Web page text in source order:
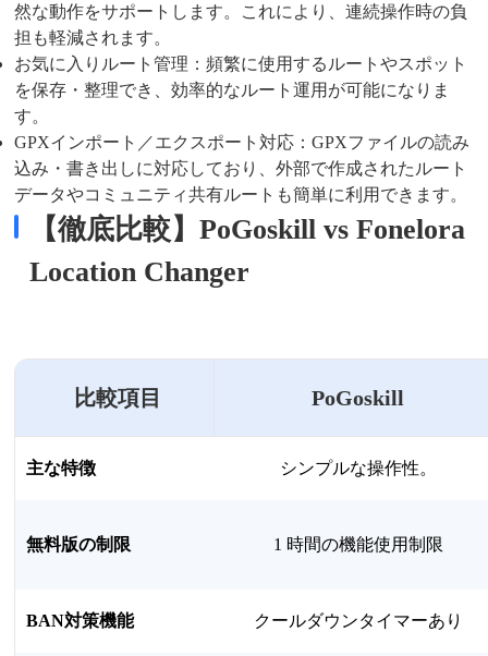
然な動作をサポートします。これにより、連続操作時の負
担も軽減されます。
お気に入りルート管理：頻繁に使用するルートやスポット
を保存・整理でき、効率的なルート運用が可能になりま
す。
GPXインポート／エクスポート対応：GPXファイルの読み
込み・書き出しに対応しており、外部で作成されたルート
データやコミュニティ共有ルートも簡単に利用できます。
【徹底比較】PoGoskill vs Fonelora
Location Changer
比較項目 PoGoskill
主な特徴 シンプルな操作性。
無料版の制限 1 時間の機能使用制限
BAN対策機能 クールダウンタイマーあり